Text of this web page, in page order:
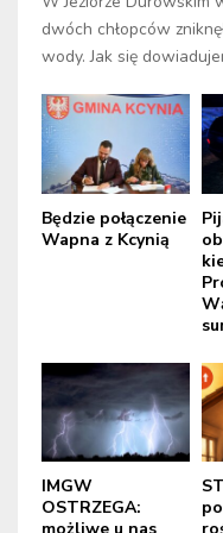
dwóch chłopców
wody. Jak się
Będzie połączenie
Wapna z Kcynią
IMGW
OSTRZEGA: